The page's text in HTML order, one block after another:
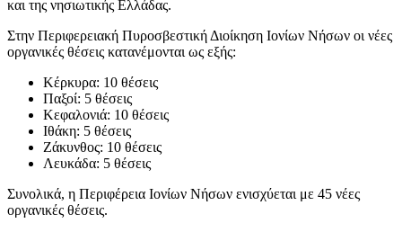
και της νησιωτικής Ελλάδας.
Στην Περιφερειακή Πυροσβεστική Διοίκηση Ιονίων Νήσων οι νέες
οργανικές θέσεις κατανέμονται ως εξής:
Κέρκυρα: 10 θέσεις
Παξοί: 5 θέσεις
Κεφαλονιά: 10 θέσεις
Ιθάκη: 5 θέσεις
Ζάκυνθος: 10 θέσεις
Λευκάδα: 5 θέσεις
Συνολικά, η Περιφέρεια Ιονίων Νήσων ενισχύεται με 45 νέες
οργανικές θέσεις.